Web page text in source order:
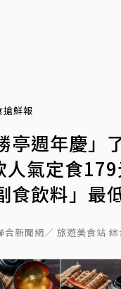
搶鮮報
亭週年慶」
人氣定食
食飲料」最
合新聞網／ 旅遊美食站 綜